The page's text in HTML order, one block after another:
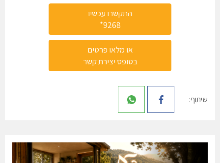
התקשרו עכשיו
9268*
או מלאו פרטים
בטופס יצירת קשר
שיתוף: